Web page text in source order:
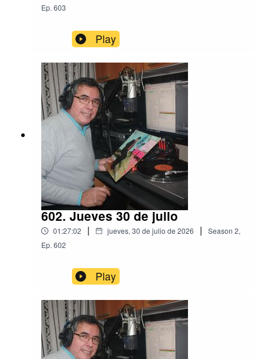
Ep. 603
Play
602. Jueves 30 de julio
01:27:02 | jueves, 30 de julio de 2026 | Season 2,
Ep. 602
Play